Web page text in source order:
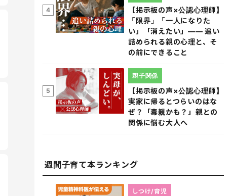
4
【掲示板の声×公認心理師】
「限界」「一人になりた
い」「消えたい」―― 追い
詰められる親の心理と、そ
の前にできること
5
【掲示板の声×公認心理師】
実家に帰るとつらいのはな
ぜ？「毒親かも？」親との
関係に悩む大人へ
親子関係
週間子育て本ランキング
しつけ/育児